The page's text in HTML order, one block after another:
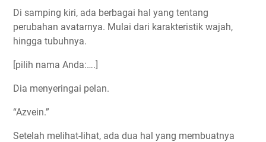
Di samping kiri, ada berbagai hal yang tentang
perubahan avatarnya. Mulai dari karakteristik wajah,
hingga tubuhnya.
[pilih nama Anda:….]
Dia menyeringai pelan.
“Azvein.”
Setelah melihat-lihat, ada dua hal yang membuatnya